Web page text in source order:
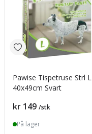
Pawise Tispetruse Strl L
40x49cm Svart
Pris
kr 149 /stk
På lager